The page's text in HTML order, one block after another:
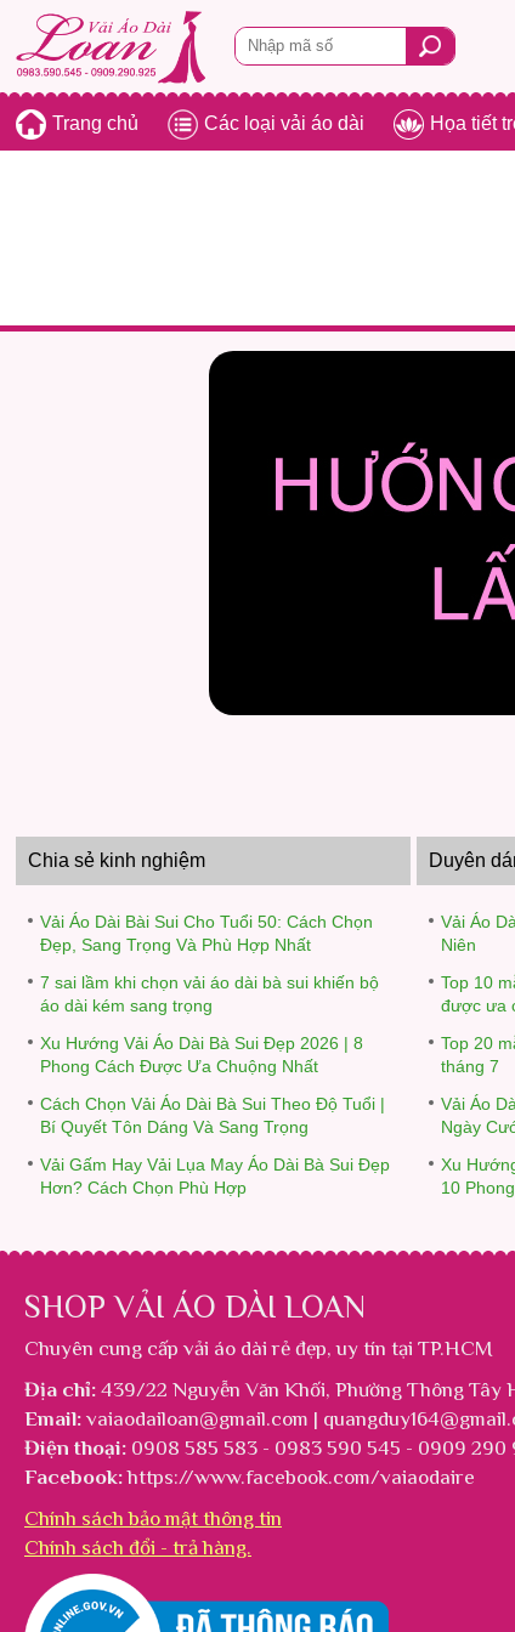
Trang chủ Các loại vải áo dài Họa tiết
Chia sẻ kinh nghiệm
Vải Áo Dài Bài Sui Cho Tuổi 50: Cách Chọn
Đẹp, Sang Trọng Và Phù Hợp Nhất
7 sai lầm khi chọn vải áo dài bà sui khiến bộ
áo dài kém sang trọng
Xu Hướng Vải Áo Dài Bà Sui Đẹp 2026 | 8
Phong Cách Được Ưa Chuộng Nhất
Cách Chọn Vải Áo Dài Bà Sui Theo Độ Tuổi |
Bí Quyết Tôn Dáng Và Sang Trọng
Vải Gấm Hay Vải Lụa May Áo Dài Bà Sui Đẹp
Hơn? Cách Chọn Phù Hợp
Duyên
Vải Áo
Niên
Top 10
được ưa
Top 20
tháng 7
Vải Áo
Ngày
Xu
10
SHOP VẢI ÁO DÀI LOAN
Chuyên cung cấp vải áo dài rẻ đẹp, uy tín tại TP.HCM
Địa chỉ: 439/22 Nguyễn Văn Khối, Phường Thông Tây
Email: vaiaodailoan@gmail.com |
Điện thoại: 0908 585 583 - 0983 590 545 - 0909 290
Facebook: https://www.facebook.com/vaiaodaire
Chính sách bảo mật thông tin
Chính sách đổi - trả hàng.